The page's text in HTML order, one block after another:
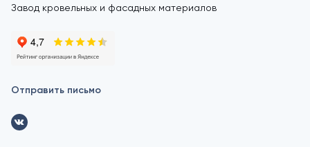
Завод кровельных и фасадных материалов
Отправить письмо